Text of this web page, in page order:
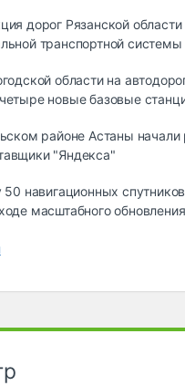
дорог Рязанской области
транспортной системы
области на
новые базовые
районе Астаны начали
"Яндекса"
50 навигационных
масштабного